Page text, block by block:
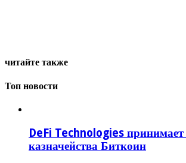
читайте также
Топ новости
DeFi Technologies принимает
казначейства Биткоин